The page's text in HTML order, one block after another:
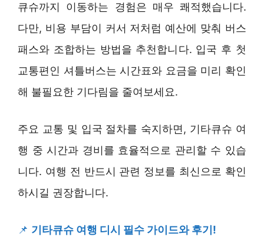
큐슈까지 이동하는 경험은 매우 쾌적했습니다.
다만, 비용 부담이 커서 저처럼 예산에 맞춰 버스
패스와 조합하는 방법을 추천합니다. 입국 후 첫
교통편인 셔틀버스는 시간표와 요금을 미리 확인
해 불필요한 기다림을 줄여보세요.
주요 교통 및 입국 절차를 숙지하면, 기타큐슈 여
행 중 시간과 경비를 효율적으로 관리할 수 있습
니다. 여행 전 반드시 관련 정보를 최신으로 확인
하시길 권장합니다.
📌 기타큐슈 여행 디시 필수 가이드와 후기!